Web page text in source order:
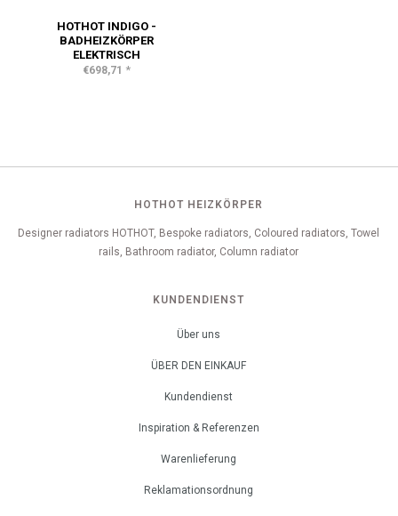
HOTHOT INDIGO -
BADHEIZKÖRPER
ELEKTRISCH
€698,71 *
HOTHOT HEIZKÖRPER
Designer radiators HOTHOT, Bespoke radiators, Coloured radiators, Towel
rails, Bathroom radiator, Column radiator
KUNDENDIENST
Über uns
ÜBER DEN EINKAUF
Kundendienst
Inspiration & Referenzen
Warenlieferung
Reklamationsordnung